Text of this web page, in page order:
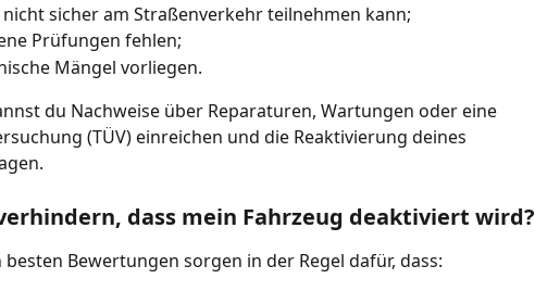
nicht sicher am Straßenverkehr teilnehmen kann;
Prüfungen fehlen;
Mängel vorliegen.
du Nachweise über Reparaturen, Wartungen oder eine
(TÜV) einreichen und die Reaktivierung deines
dass mein Fahrzeug deaktiviert wird?
Bewertungen sorgen in der Regel dafür, dass: